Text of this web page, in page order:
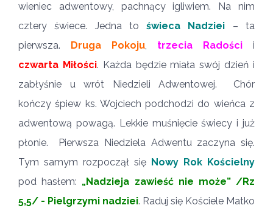
wieniec adwentowy, pachnący igliwiem. Na nim
cztery świece. Jedna toświeca Nadziei – ta
pierwsza.
Druga Pokoju, trzecia Radości i
czwarta Miłości. Każda będzie miała swój dzień i
zabłyśnie u wrót Niedzieli Adwentowej. Chór
kończy śpiew ks. Wojciech podchodzi do wieńca z
adwentową powagą. Lekkie muśnięcie świecy i już
płonie. Pierwsza Niedziela Adwentu zaczyna się.
Tym samym rozpoczął się Nowy Rok Kościelny
pod hasłem: „Nadzieja zawieść nie może” /Rz
5,5/ - Pielgrzymi nadziei. Raduj się Kościele Matko